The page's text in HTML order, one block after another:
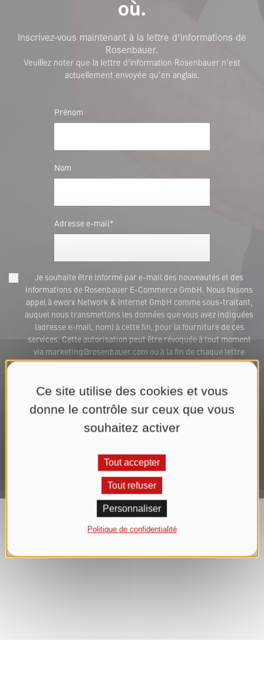
où.
Inscrivez-vous maintenant à la lettre d'informations de
Rosenbauer.
Veuillez noter que la lettre d'information Rosenbauer n'est
actuellement envoyée qu'en anglais.
Prénom
Nom
Adresse e-mail*
Je souhaite être informé par e-mail des nouveautés et des
informations de Rosenbauer E-Commerce GmbH. Nous faisons
appel à eworx Network & Internet GmbH comme sous-traitant,
auquel nous transmettons les données que vous avez indiquées
(adresse e-mail, nom) à cette fin, pour la fourniture de ces
services. Cette autorisation peut être révoquée à tout moment
via marketing@rosenbauer.com ou à la fin de chaque lettre
d'informations. Nous traitons vos données aux fins d'expédition
autorisation. Vous trouverez de plus amples informations dans
S'abonner maintenant à la lettre d'informations
Ce site utilise des cookies et vous
donne le contrôle sur ceux que vous
souhaitez activer
Tout accepter
Tout refuser
Personnaliser
Politique de confidentialité